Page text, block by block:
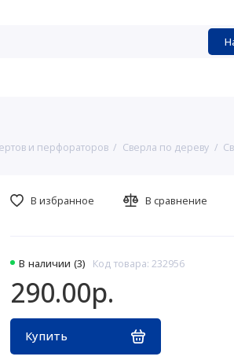
и перфораторов Сверла по дереву
В наличии (3) Код товара: 232956
290.00р.
Купить
В избранное В сравнение